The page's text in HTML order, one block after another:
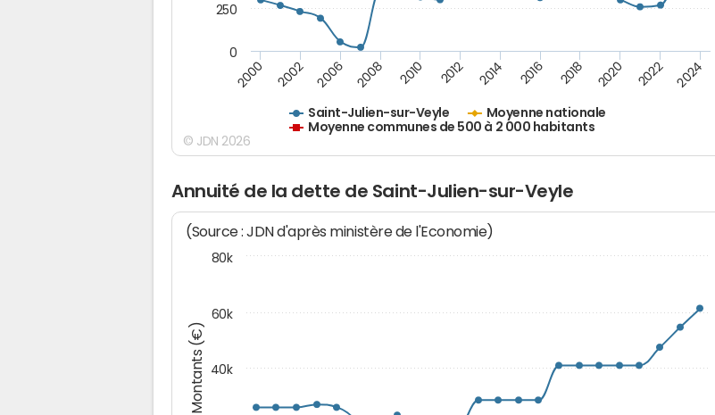
Saint-Julien-sur-Veyle
Moyenne nationale
Moyenne communes de 500 à 2 000 habitants
2000 2002 2006 2008 2010 2012 2014 2016 2018 2020 2022 2024
0
250
© JDN 2026
Annuité de la dette de Saint-Julien-sur-Veyle
Montants (€)
(Source : JDN d'après ministère de l'Economie)
40k
60k
80k